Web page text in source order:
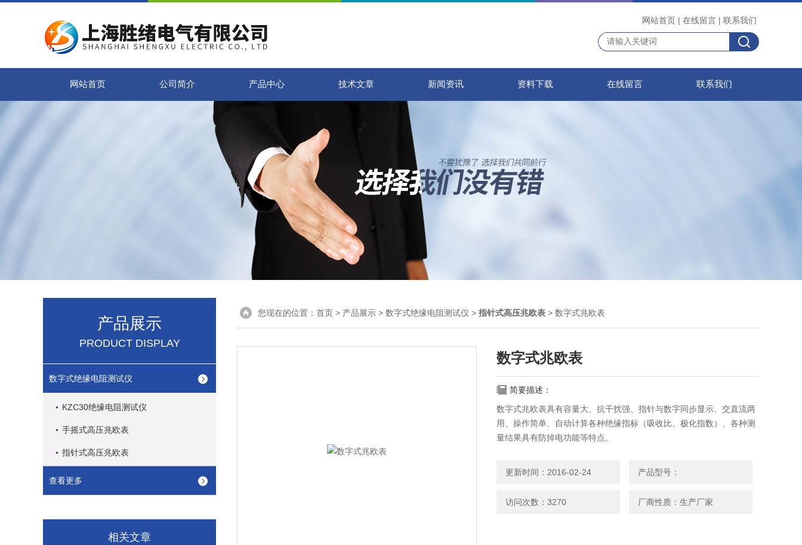
网站首页 | 在线留言 | 联系我们
网站首页 公司简介 产品中心 技术文章 新闻资讯 资料下载 在线留言 联系我们
产品展示
PRODUCT DISPLAY
数字式绝缘电阻测试仪
KZC30绝缘电阻测试仪
手摇式高压兆欧表
指针式高压兆欧表
查看更多
相关文章
您现在的位置： 首页 > 产品展示 > 数字式绝缘电阻测试仪 > 指针式高压兆欧表 > 数字式兆欧表
数字式兆欧表
简要描述：
数字式兆欧表具有容量大、抗干扰强、指针与数字同步显示、交直流两
用、操作简单、自动计算各种绝缘指标（吸收比、极化指数）、各种测
量结果具有防掉电功能等特点。
更新时间：2016-02-24 产品型号：
访问次数：3270 厂商性质：生产厂家